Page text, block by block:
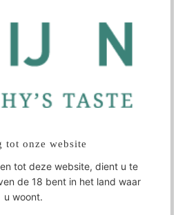
SELECTIE ROOD UIT ITALIA
tot onze website
tot deze website, dient u te
de 18 bent in het land waar
u woont.